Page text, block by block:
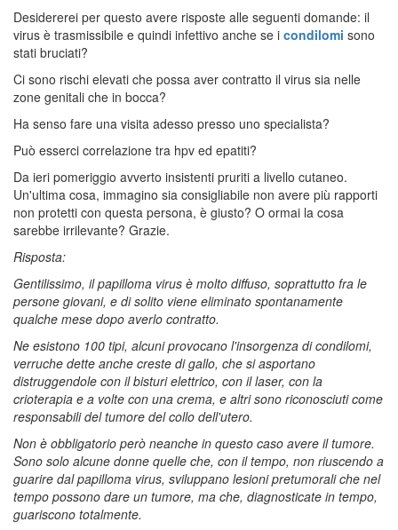
Desidererei per questo avere risposte alle seguenti domande: il
virus è trasmissibile e quindi infettivo anche se i condilomi sono
stati bruciati?
Ci sono rischi elevati che possa aver contratto il virus sia nelle
zone genitali che in bocca?
Ha senso fare una visita adesso presso uno specialista?
Può esserci correlazione tra hpv ed epatiti?
Da ieri pomeriggio avverto insistenti pruriti a livello cutaneo.
Un'ultima cosa, immagino sia consigliabile non avere più rapporti
non protetti con questa persona, è giusto? O ormai la cosa
sarebbe irrilevante? Grazie.
Risposta:
Gentilissimo, il papilloma virus è molto diffuso, soprattutto fra le
persone giovani, e di solito viene eliminato spontanamente
qualche mese dopo averlo contratto.
Ne esistono 100 tipi, alcuni provocano l'insorgenza di condilomi,
verruche dette anche creste di gallo, che si asportano
distruggendole con il bisturi elettrico, con il laser, con la
crioterapia e a volte con una crema, e altri sono riconosciuti come
responsabili del tumore del collo dell'utero.
Non è obbligatorio però neanche in questo caso avere il tumore.
Sono solo alcune donne quelle che, con il tempo, non riuscendo a
guarire dal papilloma virus, sviluppano lesioni pretumorali che nel
tempo possono dare un tumore, ma che, diagnosticate in tempo,
guariscono totalmente.